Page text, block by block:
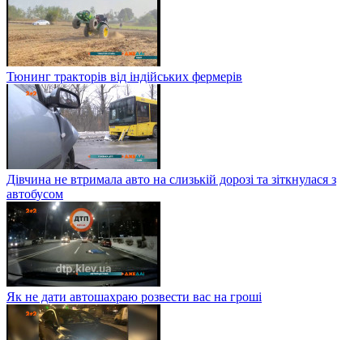
Тюнинг тракторів від індійських фермерів
Дівчина не втримала авто на слизькій дорозі та зіткнулася з
автобусом
Як не дати автошахраю розвести вас на гроші